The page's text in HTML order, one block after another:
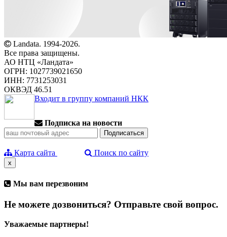
Landata. 1994-2026.
Все права защищены.
АО НТЦ «Ландата»
ОГРН: 1027739021650
ИНН: 7731253031
ОКВЭД 46.51
Входит в группу компаний НКК
Подписка на новости
Карта сайта Поиск по сайту
x
Мы вам перезвоним
Не можете дозвониться? Отправьте свой вопрос.
Уважаемые партнеры!